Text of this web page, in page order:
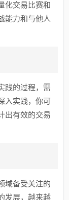
化交易比赛和
能力和与他人
践的过程，需
入实践，你可
出有效的交易
域备受关注的
发展，越来越